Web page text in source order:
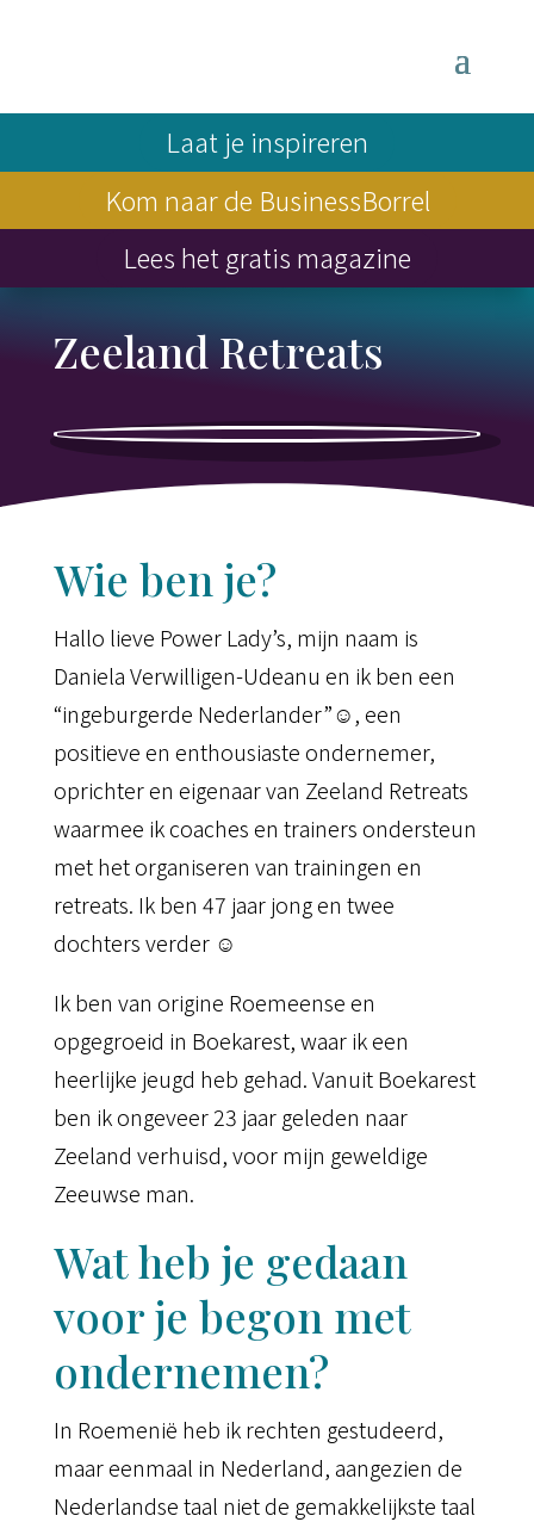
Laat je inspireren
Kom naar de BusinessBorrel
Lees het gratis magazine
Zeeland Retreats
Wie ben je?
Hallo lieve Power Lady’s, mijn naam is
Daniela Verwilligen-Udeanu en ik ben een
“ingeburgerde Nederlander”☺, een
positieve en enthousiaste ondernemer,
oprichter en eigenaar van Zeeland Retreats
waarmee ik coaches en trainers ondersteun
met het organiseren van trainingen en
retreats. Ik ben 47 jaar jong en twee
dochters verder ☺
Ik ben van origine Roemeense en
opgegroeid in Boekarest, waar ik een
heerlijke jeugd heb gehad. Vanuit Boekarest
ben ik ongeveer 23 jaar geleden naar
Zeeland verhuisd, voor mijn geweldige
Zeeuwse man.
Wat heb je gedaan
voor je begon met
ondernemen?
In Roemenië heb ik rechten gestudeerd,
maar eenmaal in Nederland, aangezien de
Nederlandse taal niet de gemakkelijkste taal